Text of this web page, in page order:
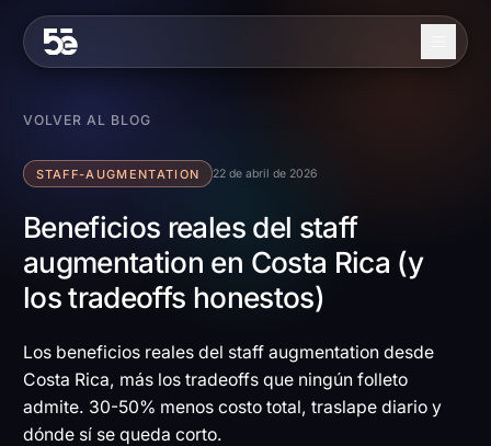
Nosotros
Servicios
Trabajo
Blog
Contacto
EN ES
VOLVER AL BLOG
STAFF-AUGMENTATION 22 de abril de 2026
Beneficios reales del staff
augmentation en Costa Rica (y
los tradeoffs honestos)
Los beneficios reales del staff augmentation desde
Costa Rica, más los tradeoffs que ningún folleto
admite. 30-50% menos costo total, traslape diario y
dónde sí se queda corto.